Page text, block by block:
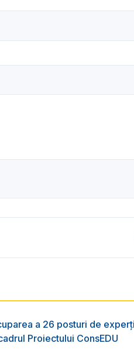
a 26 posturi de
Proiectului ConsEDU